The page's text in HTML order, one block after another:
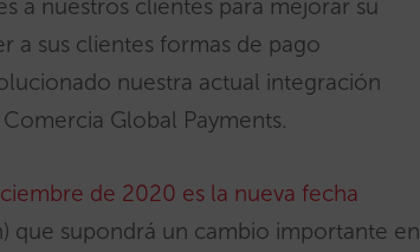
a nuestros clientes para mejorar su
a sus clientes formas de pago
nuestra actual integración
Global Payments.
de 2020 es la nueva fecha
que supondrá un cambio importante en